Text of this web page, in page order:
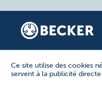
Ce site utilise des cookies
servent à la publicité